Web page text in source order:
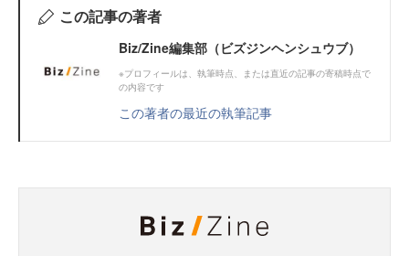
この記事の著者
Biz/Zine編集部（ビズジンヘンシュウブ）
※プロフィールは、執筆時点、または直近の記事の寄稿時点で
の内容です
この著者の最近の執筆記事